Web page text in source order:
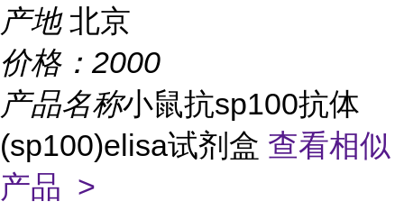
产地 北京
价格： 2000
产品名称小鼠抗sp100抗体
(sp100)elisa试剂盒 查看相似
产品 >